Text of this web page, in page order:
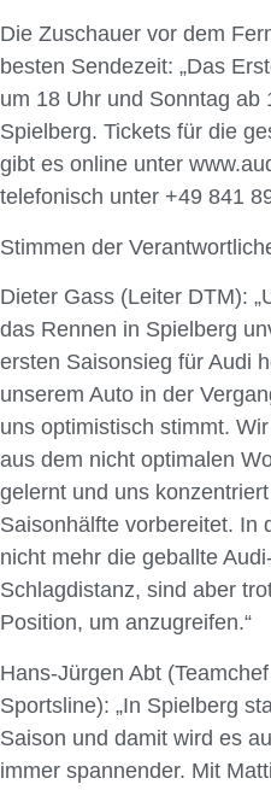
Die Zuschauer vor dem
besten Sendezeit: „Das
um 18 Uhr und Sonntag ab
Spielberg. Tickets für die
gibt es online unter
telefonisch unter +49 841
Stimmen der
Dieter Gass (Leiter DTM):
das Rennen in Spielberg
ersten Saisonsieg für Audi
unserem Auto in der
uns optimistisch stimmt.
aus dem nicht optimalen
gelernt und uns
Saisonhälfte vorbereitet. In
nicht mehr die geballte
Schlagdistanz, sind aber
Position, um anzugreifen.“
Hans-Jürgen Abt
Sportsline): „In Spielberg
Saison und damit wird es
immer spannender. Mit